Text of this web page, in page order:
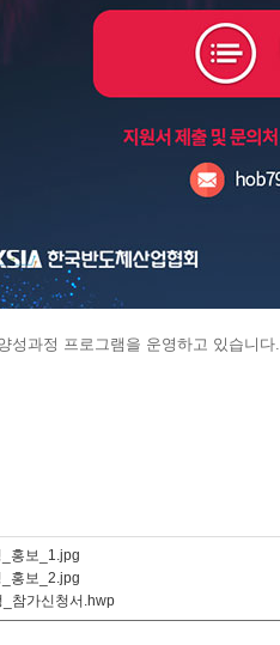
성과정 프로그램을 운영하고 있습니다.
홍보_1.jpg
홍보_2.jpg
참가신청서.hwp